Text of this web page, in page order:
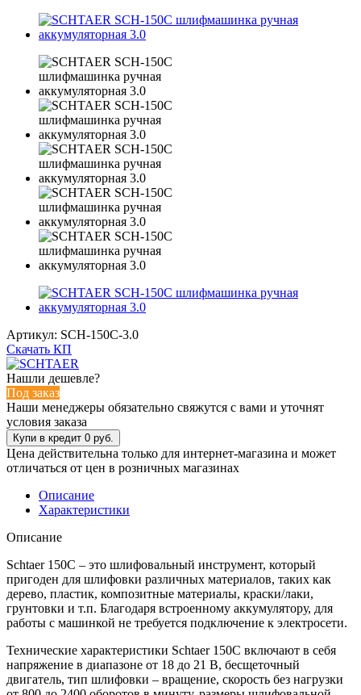
Артикул: SCH-150C-3.0
Скачать КП
Нашли дешевле?
Под заказ
Наши менеджеры обязательно свяжутся с вами и уточнят
условия заказа
Цена действительна только для интернет-магазина и может
отличаться от цен в розничных магазинах
Описание
Характеристики
Описание
Schtaer 150C – это шлифовальный инструмент, который
пригоден для шлифовки различных материалов, таких как
дерево, пластик, композитные материалы, краски/лаки,
грунтовки и т.п. Благодаря встроенному аккумулятору, для
работы с машинкой не требуется подключение к электросети.
Технические характеристики Schtaer 150C включают в себя
напряжение в диапазоне от 18 до 21 В, бесщеточный
двигатель, тип шлифовки – вращение, скорость без нагрузки